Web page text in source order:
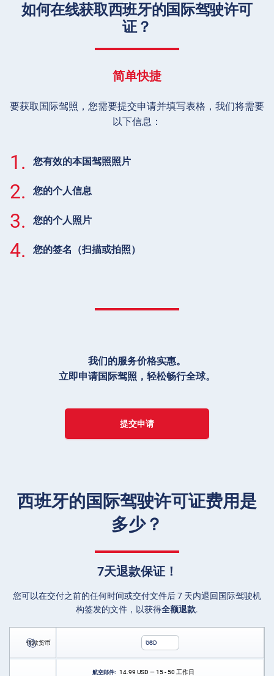
如何在线获取西班牙的国际驾驶许可
证？
简单快捷
要获取国际驾照，您需要提交申请并填写表格，我们将需要
以下信息：
1. 您有效的本国驾照照片
2. 您的个人信息
3. 您的个人照片
4. 您的签名（扫描或拍照）
我们的服务价格实惠。
立即申请国际驾照，轻松畅行全球。
提交申请
西班牙的国际驾驶许可证费用是
多少？
7天退款保证！
您可以在交付之前的任何时间或交付文件后 7 天内退回国际驾驶机
构签发的文件，以获得全额退款.
付款货币 USD
航空邮件: 14.99 USD — 15 - 50 工作日